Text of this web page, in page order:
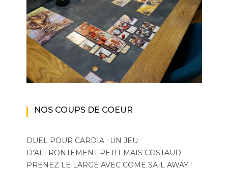
NOS COUPS DE COEUR
DUEL POUR CARDIA : UN JEU
D’AFFRONTEMENT PETIT MAIS COSTAUD
PRENEZ LE LARGE AVEC COME SAIL AWAY !